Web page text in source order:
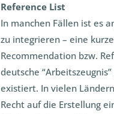
Reference List
In manchen Fällen ist es
zu integrieren – eine
Recommendation bzw.
deutsche
existiert. In vielen
Recht auf die Erstellung